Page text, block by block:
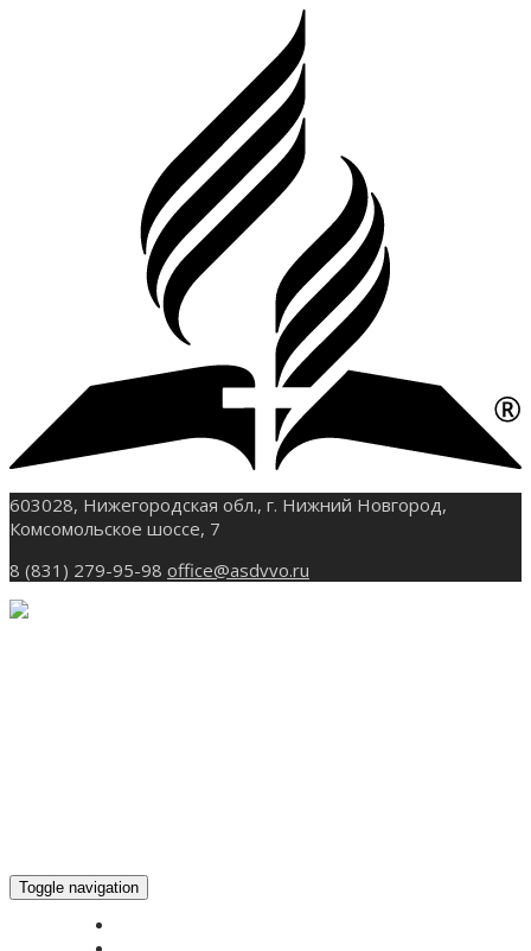
603028, Нижегородская обл., г. Нижний Новгород,
Комсомольское шоссе, 7
8 (831) 279-95-98 office@asdvvo.ru
Toggle navigation